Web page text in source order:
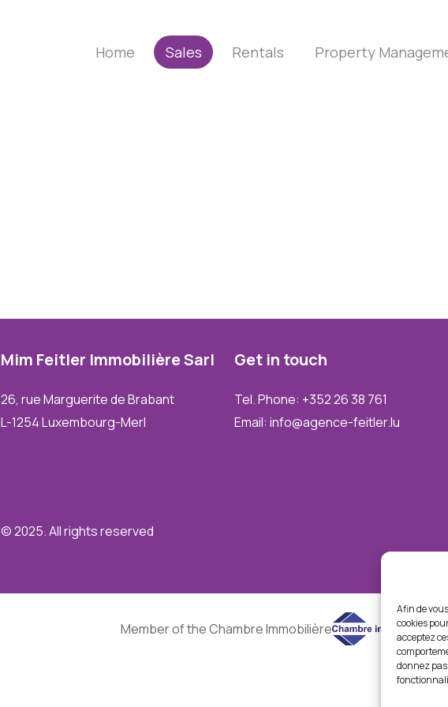
Afin de
cookies
acceptez
donnez
Home Sales Rentals Property
Mim Feitler ImmobilièreSarl
26, rue Marguerite de Brabant
L-1254 Luxembourg-Merl
Get in touch
Tel. Phone: +352 26 38 761
Email: info@agence-feitler.lu
© 2025. All rights reserved
Member of the Chambre Immobilière